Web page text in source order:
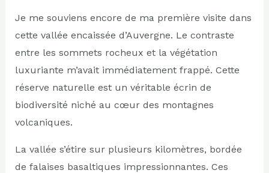
Je me souviens encore de ma première visite dans
cette vallée encaissée d’Auvergne. Le contraste
entre les sommets rocheux et la végétation
luxuriante m’avait immédiatement frappé. Cette
réserve naturelle est un véritable écrin de
biodiversité niché au cœur des montagnes
volcaniques.
La vallée s’étire sur plusieurs kilomètres, bordée
de falaises basaltiques impressionnantes. Ces